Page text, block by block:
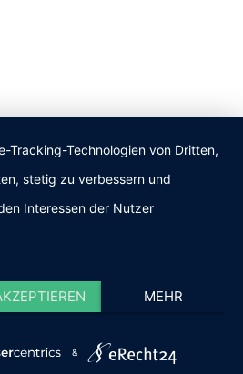
Tracking-Technologien von Dritten,
stetig zu verbessern und
Interessen der Nutzer
MEHR
&